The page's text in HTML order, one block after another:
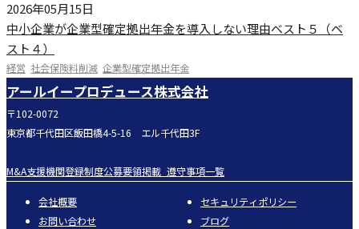
2026年05月15日
中小企業が企業型確定拠出年金を導入しない理由ベスト５（ベ
スト４）
経営 社会保険料削減 企業型確定拠出年金
アールイープロデュース株式会社
〒102-0072
東京都千代田区飯田橋4-5-16 エル千代田3F
M&A支援機関登録制度公募要領掲載_遵守事項一覧
会社概要
お問い合わせ
セキュリティポリシー
ブログ